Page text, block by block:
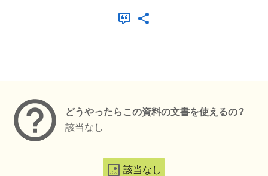
どうやったらこの資料の文書を使えるの？
該当なし
該当なし